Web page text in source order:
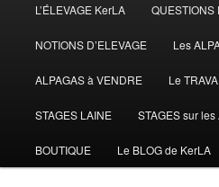
principal
L’ÉLEVAGE KerLA QUESTIONS
NOTIONS D’ELEVAGE Les
ALPAGAS à VENDRE Le
STAGES LAINE STAGES sur les
BOUTIQUE Le BLOG de KerLA